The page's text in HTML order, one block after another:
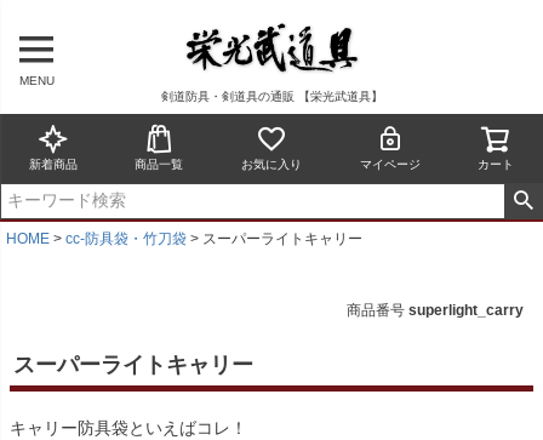
剣道防具・剣道具の通販 【栄光武道具】
MENU
新着商品 商品一覧 お気に入り マイページ カート
HOME cc-防具袋・竹刀袋 スーパーライトキャリー
商品番号 superlight_carry
スーパーライトキャリー
キャリー防具袋といえばコレ！